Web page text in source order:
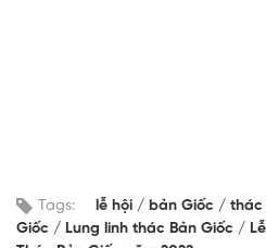
Tags: lễ hội bản Giốc
thác
Giốc
Lung linh thác Bản Giốc